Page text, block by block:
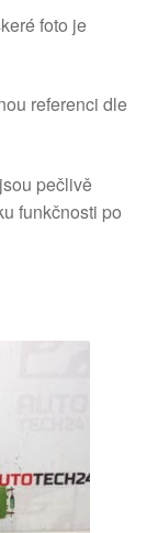
foto je
referenci dle
pečlivě
funkčnosti po